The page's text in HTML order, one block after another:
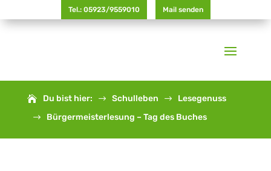
Tel.: 05923/9559010 Mail senden
Du bist hier: $ Schulleben $ Lesegenuss
$ Bürgermeisterlesung – Tag des Buches